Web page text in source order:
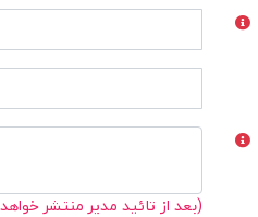
(بعد از تائید مدیر منتشر